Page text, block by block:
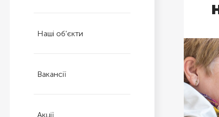
Наші об'єкти
Вакансії
Акції